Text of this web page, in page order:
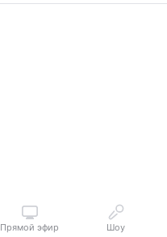
Прямой эфир Шоу